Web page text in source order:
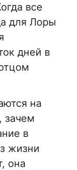
все
для Лоры
дней в
на
зачем
в
жизни
она